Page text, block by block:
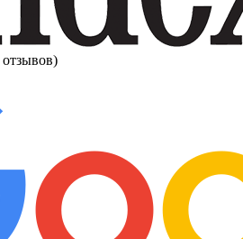
отзывов)